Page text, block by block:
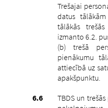
Trešajai
datus
tālākās
izmanto 6.2.
(b) trešā
pienākumu
attiecībā uz
apakšpunktu.
TBDS un